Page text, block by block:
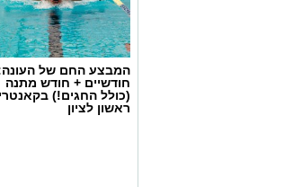
המבצע החם של
חודשיים + חודש מתנה
(כולל החגים!) בקאנטרי
ראשון לציון